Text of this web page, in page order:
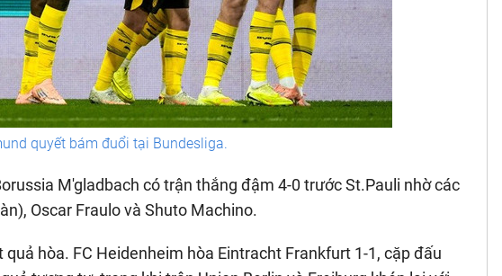
quyết bám đuổi tại Bundesliga.
M'gladbach có trận thắng đậm 4-0 trước St.Pauli nhờ các
Oscar Fraulo và Shuto Machino.
hòa. FC Heidenheim hòa Eintracht Frankfurt 1-1, cặp đấu